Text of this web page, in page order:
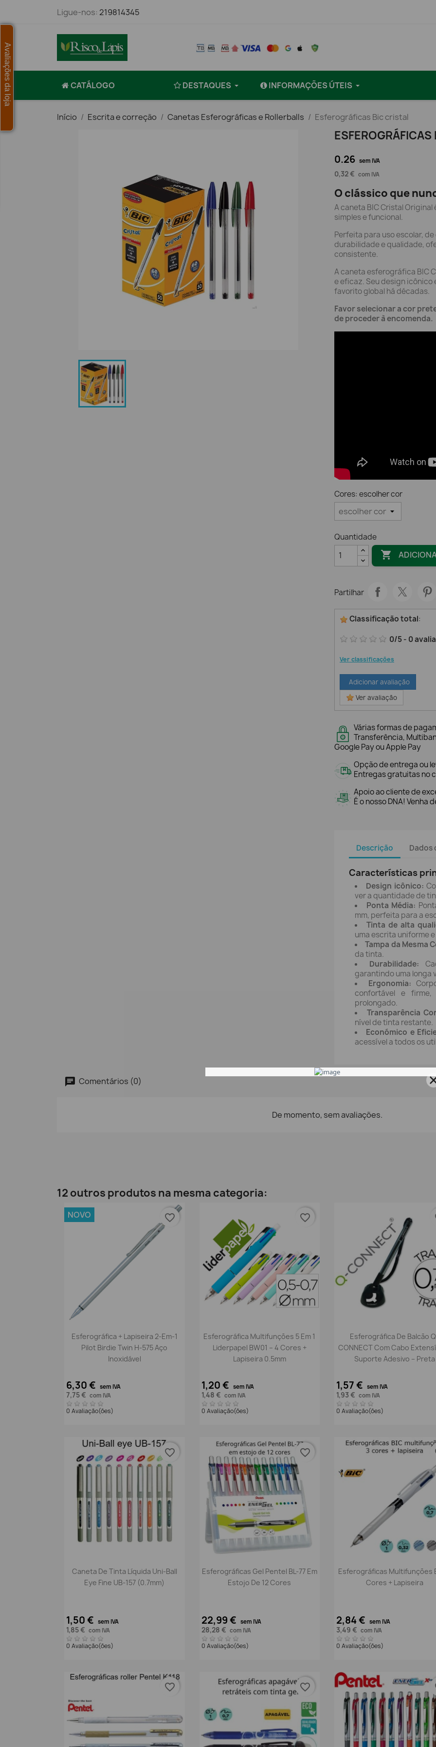
Ligue-nos: 219814345
CATÁLOGO DESTAQUES INFORMAÇÕES ÚTEIS
Início Escrita e correção Canetas Esferográficas e Rollerballs Esferográficas Bic cristal
0.26 sem IVA
0,32 € com IVA
O clássico que
A caneta BIC Cristal
simples e funcional.
Perfeita para uso escolar,
durabilidade e qualidade,
consistente.
A caneta esferográfica BIC
e eficaz. Seu design icônico
favorito global há décadas.
Favor selecionar a cor
de proceder à encomenda.
Cores: escolher cor
Quantidade

Partilhar
Classificação total:
0/5- 0
Ver classificações
Adicionar avaliação
Ver avaliação
Várias formas de
Transferência,
Google Pay ou Apple Pay
Opção de entrega ou
Entregas gratuitas no
Apoio ao cliente de
É o nosso DNA! Venha
Descrição Dados
Características
Design icônico:
ver a quantidade de
Ponta Média:
mm, perfeita para a
Tinta de alta
uma escrita uniforme
Tampa da Mesma
da tinta.
Durabilidade:
garantindo uma longa
Ergonomia:
confortável e
prolongado.
Transparência
nível de tinta restante.
Económico e
acessível a todos os
Comentários (0)
De momento, sem avaliações.
12 outros produtos na mesma categoria:
Vista rápida
Esferográfica + Lapiseira 2-Em-1
Pilot Birdie Twin H-575 Aço
Inoxidável
6,30 € sem IVA
7,75 € com IVA
0 Avaliação(ões)
NOVO favorite_border
Vista rápida
Esferográfica Multifunções 5 Em 1
Liderpapel BW01 – 4 Cores +
Lapiseira 0.5mm
1,20 € sem IVA
1,48 € com IVA
0 Avaliação(ões)
favorite_border
Vista rápida
Esferográfica De Balcão
CONNECT Com Cabo
Suporte Adesivo – Preta
1,57 € sem IVA
1,93 € com IVA
0 Avaliação(ões)
Vista rápida
Caneta De Tinta Líquida Uni-Ball
Eye Fine UB-157 (0.7mm)
1,50 € sem IVA
1,85 € com IVA
0 Avaliação(ões)
favorite_border
Vista rápida
Esferográficas Gel Pentel BL-77 Em
Estojo De 12 Cores
22,99 € sem IVA
28,28 € com IVA
0 Avaliação(ões)
favorite_border
Vista rápida
Esferográficas Multifunções
Cores + Lapiseira
2,84 € sem IVA
3,49 € com IVA
0 Avaliação(ões)
favorite_border favorite_border
Avaliações da loja